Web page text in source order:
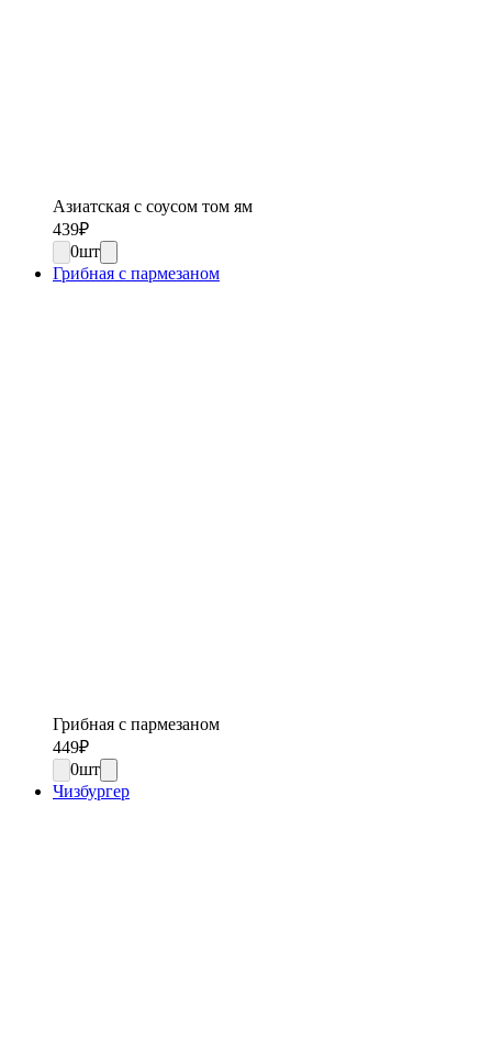
Азиатская с соусом том ям
439₽
0шт
Грибная с пармезаном
Грибная с пармезаном
449₽
0шт
Чизбургер